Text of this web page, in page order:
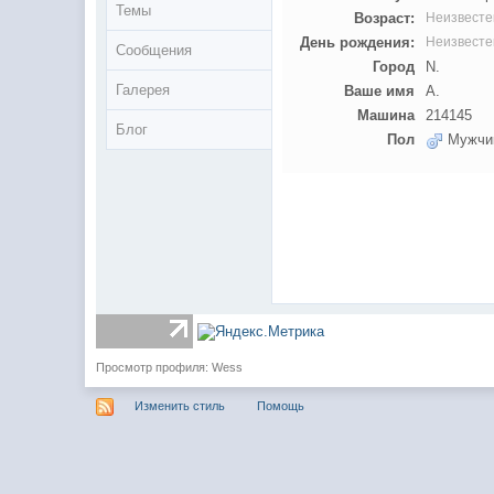
Темы
Сообщения
Галерея
Блог
Возраст:
День рождения:
Город
N.
Ваше имя
А.
Машина
214145
Пол
Просмотр профиля: Wess
Изменить стиль Помощь